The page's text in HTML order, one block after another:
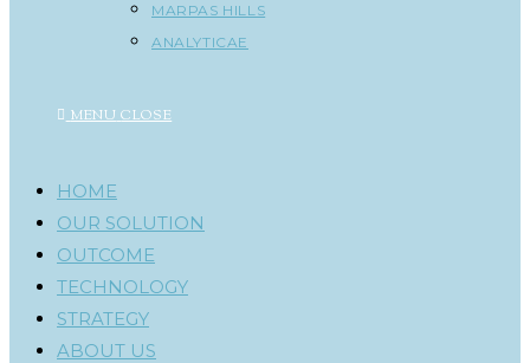
MARPAS HILLS
ANALYTICAE
MENU CLOSE
HOME
OUR SOLUTION
OUTCOME
TECHNOLOGY
STRATEGY
ABOUT US